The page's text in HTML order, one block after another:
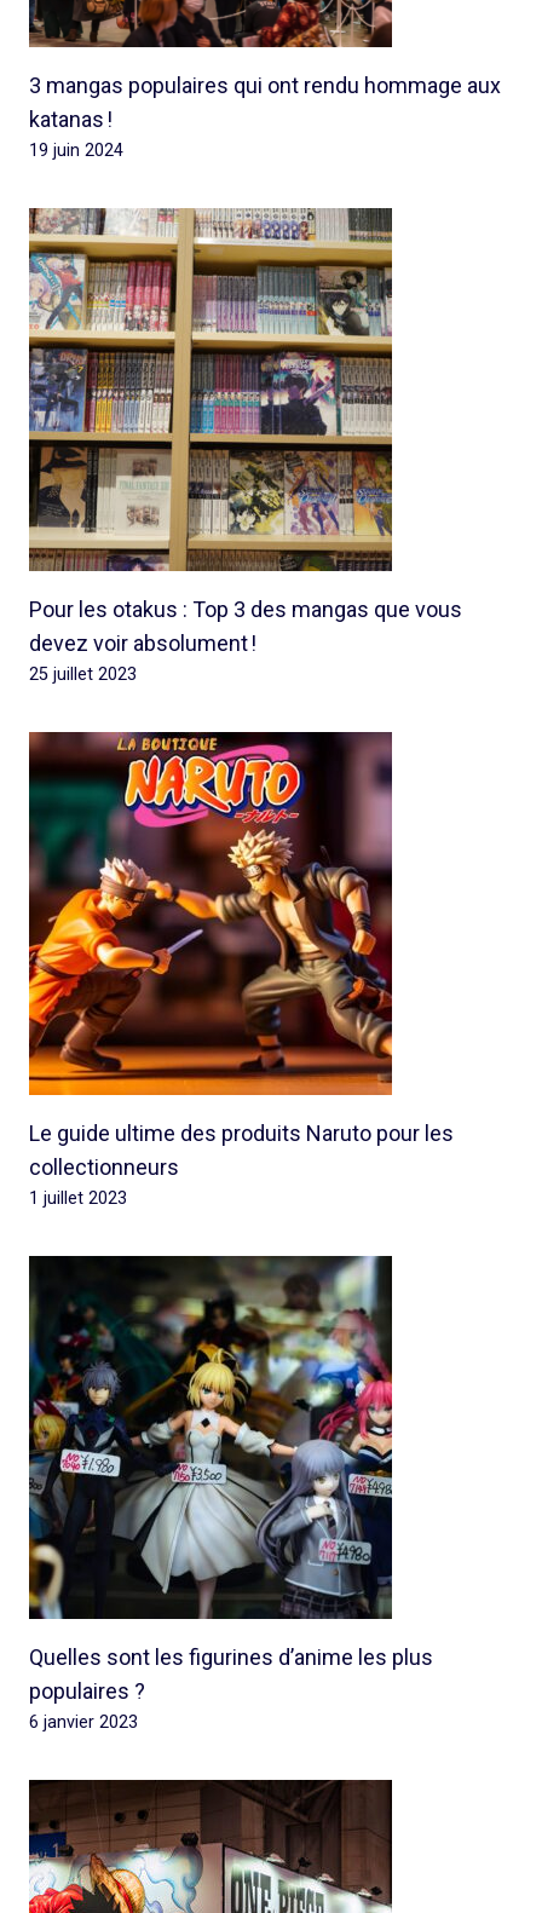
3 mangas populaires qui ont rendu hommage aux
katanas !
19 juin 2024
Pour les otakus : Top 3 des mangas que vous
devez voir absolument !
25 juillet 2023
Le guide ultime des produits Naruto pour les
collectionneurs
1 juillet 2023
Quelles sont les figurines d’anime les plus
populaires ?
6 janvier 2023